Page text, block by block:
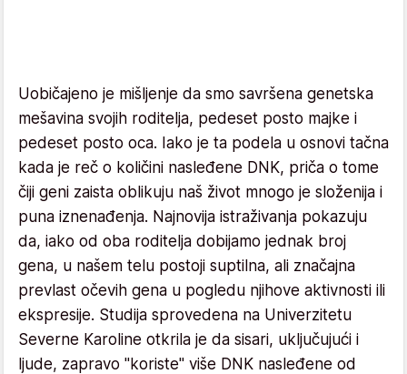
Uobičajeno je mišljenje da smo savršena genetska
mešavina svojih roditelja, pedeset posto majke i
pedeset posto oca. Iako je ta podela u osnovi tačna
kada je reč o količini nasleđene DNK, priča o tome
čiji geni zaista oblikuju naš život mnogo je složenija i
puna iznenađenja. Najnovija istraživanja pokazuju
da, iako od oba roditelja dobijamo jednak broj
gena, u našem telu postoji suptilna, ali značajna
prevlast očevih gena u pogledu njihove aktivnosti ili
ekspresije. Studija sprovedena na Univerzitetu
Severne Karoline otkrila je da sisari, uključujući i
ljude, zapravo "koriste" više DNK nasleđene od